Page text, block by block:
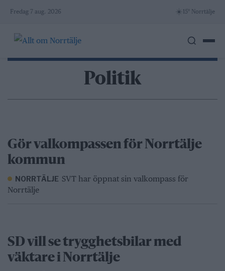
Skip
content
Fredag 7 aug. 2026 ☀️ 15° Norrtälje
Politik
Gör valkompassen för Norrtälje
kommun
NORRTÄLJE SVT har öppnat sin valkompass för
Norrtälje
SD vill se trygghetsbilar med
väktare i Norrtälje